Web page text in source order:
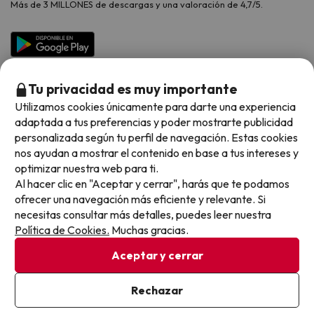
Viajes para grupos
Hoteles Salou
Chollos con Todo Incluido
Chollos en la playa
Hoteles con toboganes
Selección de la Newsletter
Los favoritos de nuestros clientes
Vacaciones en Octubre
Vacaciones en Noviembre
Preguntas frecuentes
Más de 3 MILLONES de descargas y una valoración de 4,7/5.
Métodos de pago disponibles
Condiciones generales
Política de cookies
Viajes para ti S.L.U. Copyright © Buscounchollo.com 2010 -
Tu privacidad es muy importante
Utilizamos cookies únicamente para darte una experiencia
adaptada a tus preferencias y poder mostrarte publicidad
personalizada según tu perfil de navegación. Estas cookies
nos ayudan a mostrar el contenido en base a tus intereses y
optimizar nuestra web para ti.
Al hacer clic en "Aceptar y cerrar", harás que te podamos
ofrecer una navegación más eficiente y relevante. Si
necesitas consultar más detalles, puedes leer nuestra
Política de Cookies. Muchas gracias.
Aceptar y cerrar
Rechazar